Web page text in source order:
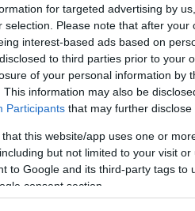
for targeted advertising by
selection. Please note that after
interest-based ads based on
to third parties prior to your
of your personal information by
This information may also be
Participants that may further
that this website/app uses one or
but not limited to your visit
to Google and its third-party tags to
consent section.
τις εγκαταστάσεις
Σύρου
θα πραγματοποιηθεί
Bureau of Shipping).
για τη συλλογή
εγκαταστάσεις,
MARPOL για την
θα διαθέτουν